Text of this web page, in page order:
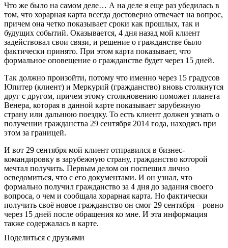
Что же было на самом деле… А на деле я еще раз убедилась в
том, что хорарная карта всегда достоверно отвечает на вопрос,
причем она четко показывает сроки как прошлых, так и
будущих событий. Оказывается, 4 дня назад мой клиент
задействовал свои связи, и решение о гражданстве было
фактически принято. При этом карта показывает, что
формальное оповещение о гражданстве будет через 15 дней.
Так должно произойти, потому что именно через 15 градусов
Юпитер (клиент) и Меркурий (гражданство) вновь столкнутся
друг с другом, причем этому столкновению поможет планета
Венера, которая в данной карте показывает зарубежную
страну или дальнюю поездку. То есть клиент должен узнать о
получении гражданства 29 сентября 2014 года, находясь при
этом за границей.
И вот 29 сентября мой клиент отправился в бизнес-
командировку в зарубежную страну, гражданство которой
мечтал получить. Первым делом он поспешил лично
осведомиться, что с его документами. И он узнал, что
формально получил гражданство за 4 дня до задания своего
вопроса, о чем и сообщала хорарная карта. Но фактически
получить своё новое гражданство он смог 29 сентября – ровно
через 15 дней после обращения ко мне. И эта информация
также содержалась в карте.
Поделиться с друзьями